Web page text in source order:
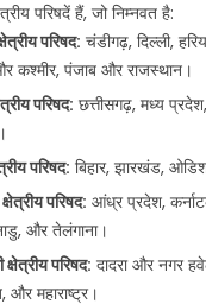
परिषदें हैं, जो निम्नवत है:
परिषद: चंडीगढ़, दिल्ली,
कश्मीर, पंजाब और राजस्थान।
परिषद: छत्तीसगढ़, मध्य
परिषद: बिहार, झारखंड,
क्षेत्रीय परिषद: आंध्र प्रदेश,
और तेलंगाना।
क्षेत्रीय परिषद: दादरा और नगर
और महाराष्ट्र।